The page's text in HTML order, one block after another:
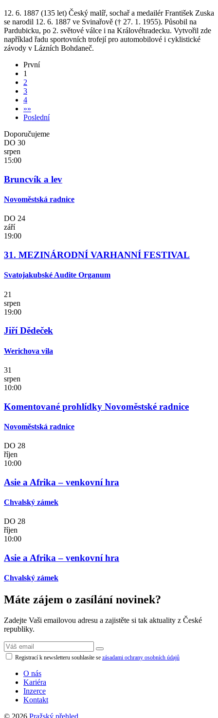
12. 6. 1887 (135 let) Český malíř, sochař a medailér František Zuska
se narodil 12. 6. 1887 ve Svinařově († 27. 1. 1955). Působil na
Pardubicku, po 2. světové válce i na Královéhradecku. Vytvořil zde
například řadu sportovních trofejí pro automobilové i cyklistické
závody v Lázních Bohdaneč.
První
1
2
3
4
»»
Poslední
Doporučujeme
DO 30
srpen
15:00
Bruncvík a lev
Novoměstská radnice
DO 24
září
19:00
31. MEZINÁRODNÍ VARHANNÍ FESTIVAL
Svatojakubské Audite Organum
21
srpen
19:00
Jiří Dědeček
Werichova vila
31
srpen
10:00
Komentované prohlídky Novoměstské radnice
Novoměstská radnice
DO 28
říjen
10:00
Asie a Afrika – venkovní hra
Chvalský zámek
DO 28
říjen
10:00
Asie a Afrika – venkovní hra
Chvalský zámek
Máte zájem o zasílání novinek?
Zadejte Vaši emailovou adresu a zajistěte si tak aktuality z České
republiky.
Registrací k newsletteru souhlasíte se zásadami ochrany osobních údajů
O nás
Kariéra
Inzerce
Kontakt
© 2026 Pražský přehled